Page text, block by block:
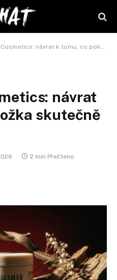
návrat k tomu, co pokožka skutečně potřebuje
návrat
skutečně
2 min Přečteno